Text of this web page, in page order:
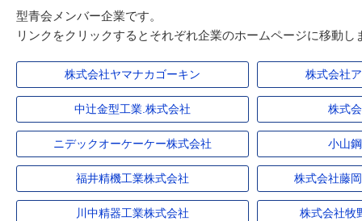
型青会メンバー企業です。
リンクをクリックするとそれぞれ企業のホームページに移動し
株式会社ヤマナカゴーキン 株式会社
中辻金型工業.株式会社 株式
ニデックオーケーケー株式会社 小山
福井精機工業株式会社 株式会社藤
川中精器工業株式会社 株式会社牧